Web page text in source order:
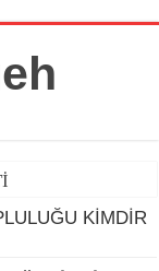
KİMDİR